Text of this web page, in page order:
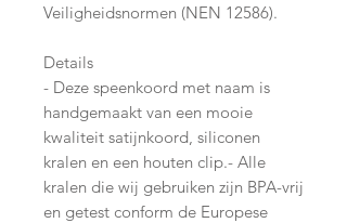
Veiligheidsnormen (NEN 12586).
Details
- Deze speenkoord met naam is
handgemaakt van een mooie
kwaliteit satijnkoord, siliconen
kralen en een houten clip.- Alle
kralen die wij gebruiken zijn BPA-vrij
en getest conform de Europese